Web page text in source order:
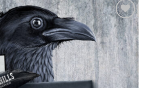
Auf die
Wunschliste